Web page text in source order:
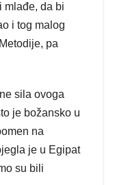
mlađe, da bi
i tog malog
pa
sila ovoga
je božansko u
na
je u Egipat
su bili